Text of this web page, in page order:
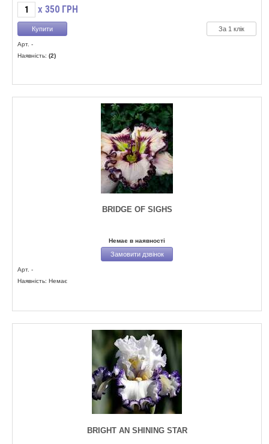
X 350 ГРН
За 1 клік
Арт. -
Наявність: (2)
BRIDGE OF SIGHS
Немає в наявності
Замовити дзвінок
Арт. -
Наявність: Немає
BRIGHT AN SHINING STAR